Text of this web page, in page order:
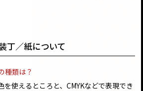
丁／紙について
種類は？
を使えるところと、CMYKなどで表現でき